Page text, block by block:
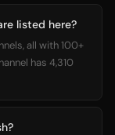
listed here?
all with 100+
has 4,310